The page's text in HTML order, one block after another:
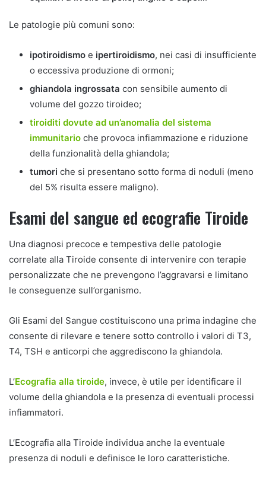
Le patologie più comuni sono:
ipotiroidismo e ipertiroidismo, nei casi di insufficiente
o eccessiva produzione di ormoni;
ghiandola ingrossata con sensibile aumento di
volume del gozzo tiroideo;
tiroiditi dovute ad un’anomalia del sistema
immunitario che provoca infiammazione e riduzione
della funzionalità della ghiandola;
tumori che si presentano sotto forma di noduli (meno
del 5% risulta essere maligno).
Esami del sangue ed ecografie Tiroide
Una diagnosi precoce e tempestiva delle patologie
correlate alla Tiroide consente di intervenire con terapie
personalizzate che ne prevengono l’aggravarsi e limitano
le conseguenze sull’organismo.
Gli Esami del Sangue costituiscono una prima indagine che
consente di rilevare e tenere sotto controllo i valori di T3,
T4, TSH e anticorpi che aggrediscono la ghiandola.
L’Ecografia alla tiroide, invece, è utile per identificare il
volume della ghiandola e la presenza di eventuali processi
infiammatori.
L’Ecografia alla Tiroide individua anche la eventuale
presenza di noduli e definisce le loro caratteristiche.